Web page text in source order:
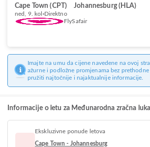
Cape Town (CPT) Johannesburg (HLA)
ned, 9. kol Direktno
FlySafair
Imajte na umu da cijene navedene na ovoj
ažurne i podložne promjenama bez
pružiti najtočnije i najaktualnije informacije.
Informacije o letu za Međunarodna zračna
Ekskluzivne ponude letova
Cape Town - Johannesburg